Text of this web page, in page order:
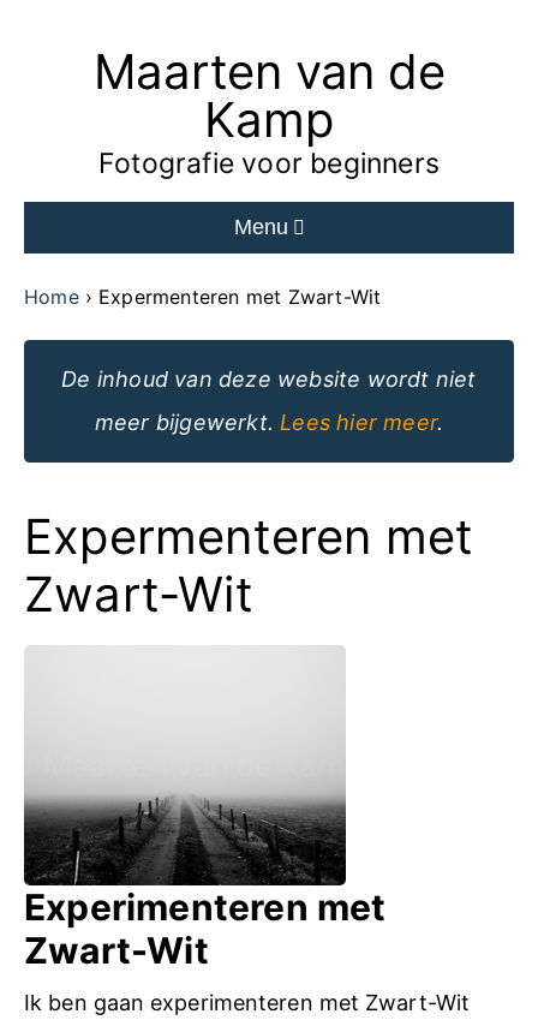
Maarten van de
Kamp
Fotografie voor beginners
Menu
Home Expermenteren met Zwart-Wit
De inhoud van deze website wordt niet
meer bijgewerkt. Lees hier meer.
Expermenteren met
Zwart-Wit
Experimenteren met
Zwart-Wit
Ik ben gaan experimenteren met Zwart-Wit